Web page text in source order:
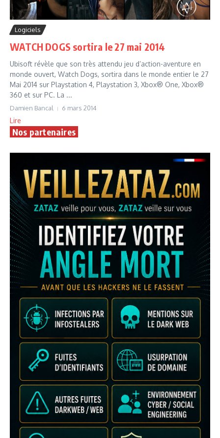
Logiciels
WATCH DOGS sortira le 27 mai 2014
Ubisoft révèle que son très attendu jeu d’action-aventure en
monde ouvert, Watch Dogs, sortira dans le monde entier le 27
Mai 2014 sur Playstation 4, Playstation 3, Xbox® One, Xbox®
360 et sur PC. La ...
Damien Bancal 6 mars 2014
Lire
Nos partenaires